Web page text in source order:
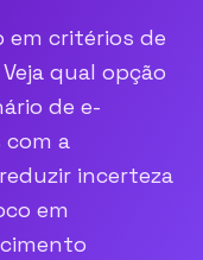
em critérios de
qual opção
de e-
com a
incerteza
em